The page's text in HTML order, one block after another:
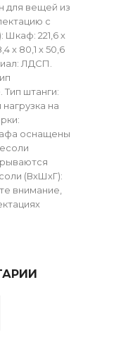
для вещей из
с
Шкаф: 221,6 х
х 80,1 х 50,6
ЛДСП.
штанги:
на
оснащены
(ВхШхГ):
внимание,